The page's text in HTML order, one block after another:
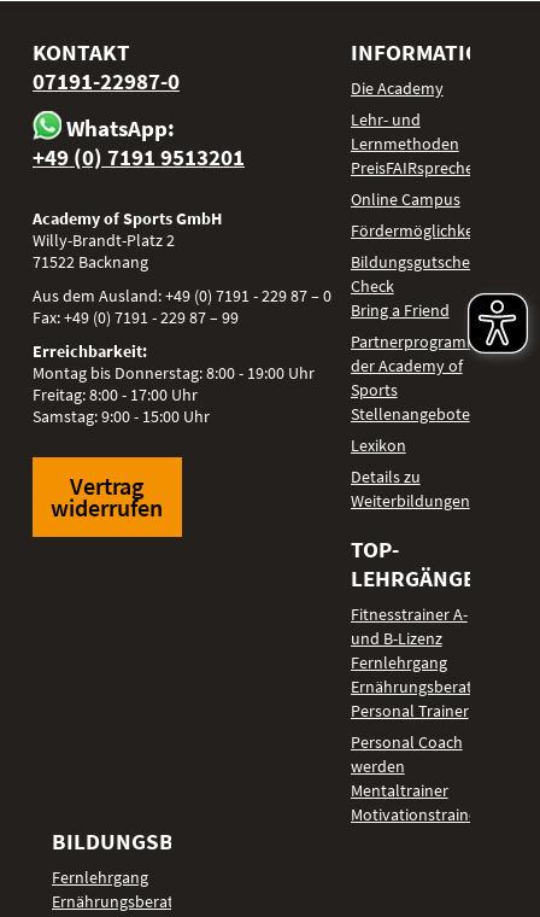
KONTAKT
07191-22987-0
WhatsApp:
+49 (0) 7191 9513201
Academy of Sports GmbH
Willy-Brandt-Platz 2
71522 Backnang
Aus dem Ausland:+49 (0) 7191 - 229 87 – 0
Fax:+49 (0) 7191 - 229 87 – 99
Erreichbarkeit:
Montag bis Donnerstag: 8:00 - 19:00 Uhr
Freitag: 8:00 - 17:00 Uhr
Samstag: 9:00 - 15:00 Uhr
Vertrag
widerrufen
INFORMATIONEN
Die Academy
Lehr- und
Lernmethoden
PreisFAIRsprechen
Online Campus
Fördermöglichkeiten
Bildungsgutschein
Check
Bring a Friend
Partnerprogramm
der Academy of
Sports
Stellenangebote
Lexikon
Details zu
Weiterbildungen
TOP-
LEHRGÄNGE
Fitnesstrainer A-
und B-Lizenz
Fernlehrgang
Ernährungsberater
Personal Trainer
Personal Coach
werden
Mentaltrainer
Motivationstrainer
BILDUNGSBEREICHE
Fernlehrgang
Ernährungsberater